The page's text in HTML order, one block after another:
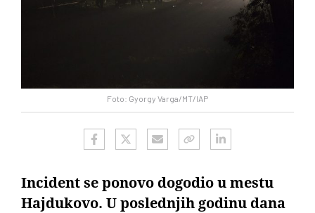
Foto: Gyorgy Varga/MT/IAP
Incident se ponovo dogodio u mestu
Hajdukovo. U poslednjih godinu dana